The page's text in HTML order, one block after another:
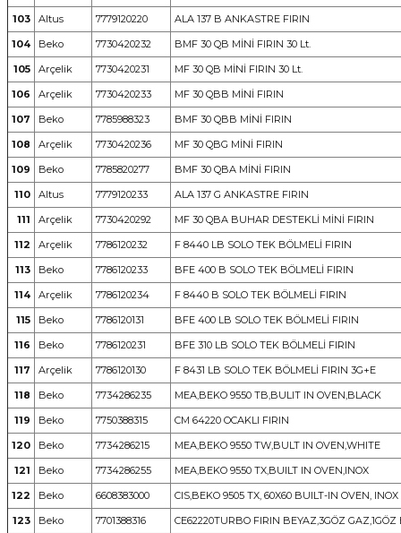
103
Altus 7779120220
ALA 137 B ANKASTRE FIRIN
104
Beko 7730420232
BMF 30 QB MİNİ FIRIN 30 Lt.
105
Arçelik 7730420231
MF 30 QB MİNİ FIRIN 30 Lt.
106
Arçelik 7730420233
MF 30 QBB MİNİ FIRIN
107
Beko 7785988323
BMF 30 QBB MİNİ FIRIN
108
Arçelik 7730420236
MF 30 QBG MİNİ FIRIN
109
Beko 7785820277
BMF 30 QBA MİNİ FIRIN
110
Altus 7779120233
ALA 137 G ANKASTRE FIRIN
111
Arçelik 7730420292
MF 30 QBA BUHAR DESTEKLİ MİNİ FIRIN
112
Arçelik 7786120232
F 8440 LB SOLO TEK BÖLMELİ FIRIN
113
Beko 7786120233
BFE 400 B SOLO TEK BÖLMELİ FIRIN
114
Arçelik 7786120234
F 8440 B SOLO TEK BÖLMELİ FIRIN
115
Beko 7786120131
BFE 400 LB SOLO TEK BÖLMELİ FIRIN
116
Beko 7786120231
BFE 310 LB SOLO TEK BÖLMELİ FIRIN
117
Arçelik 7786120130
F 8431 LB SOLO TEK BÖLMELİ FIRIN 3G+E
118
Beko 7734286235
MEA,BEKO 9550 TB,BULIT IN OVEN,BLACK
119
Beko 7750388315
CM 64220 OCAKLI FIRIN
120
Beko 7734286215
MEA,BEKO 9550 TW,BULT IN OVEN,WHITE
121
Beko 7734286255
MEA,BEKO 9550 TX,BUILT IN OVEN,INOX
122
Beko 6608383000
CIS,BEKO 9505 TX, 60X60 BUILT-IN OVEN, INOX
123
Beko 7701388316
CE62220TURBO FIRIN BEYAZ,3GÖZ